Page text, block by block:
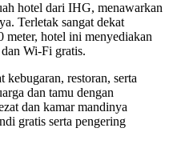
hotel dari IHG, menawarkan
Terletak sangat dekat
meter, hotel ini menyediakan
Wi-Fi gratis.
kebugaran, restoran, serta
dan tamu dengan
dan kamar mandinya
gratis serta pengering